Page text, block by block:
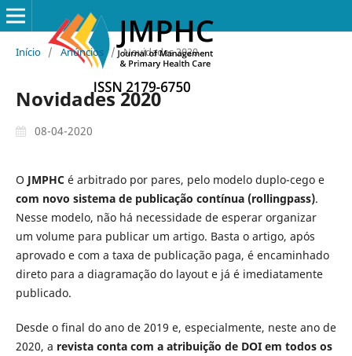
Início / Anúncios / Novidades 2020
Novidades 2020
08-04-2020
O JMPHCé arbitrado por pares, pelo modelo duplo-cego e
com novo sistema de publicação contínua (rollingpass).
Nesse modelo, não há necessidade de esperar organizar
um volume para publicar um artigo. Basta o artigo, após
aprovado e com a taxa de publicação paga, é encaminhado
direto para a diagramação do layout e já é imediatamente
publicado.
Desde o final do ano de 2019 e, especialmente, neste ano de
2020, a revista conta com a atribuição de DOI em todos os